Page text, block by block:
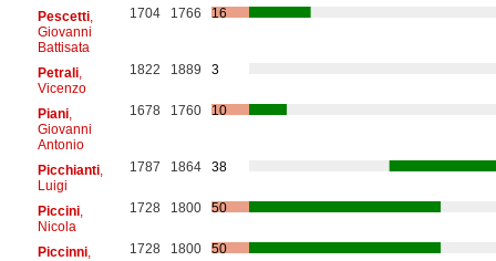
Pescetti,
Giovanni
Battisata
1704 1766 16
Petrali,
Vicenzo
1822 1889 3
Piani,
Giovanni
Antonio
1678 1760 10
Picchianti,
Luigi
1787 1864 38
Piccini,
Nicola
1728 1800 50
Piccinni,
1728 1800 50